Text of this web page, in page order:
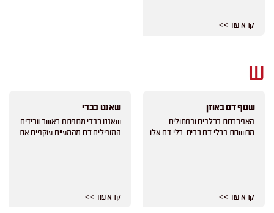
קרא עוד > >
ש
שטף דם באוזן
האפרכסת בכלבים ובחתולים
מרושתת בכלי דם רבים. כלי דם אלו
קרא עוד > >
שאנט כבדי
שאנט כבדי מתפתח כאשר וורידים
המובילים דם מהמעיים עוקפים את
קרא עוד > >